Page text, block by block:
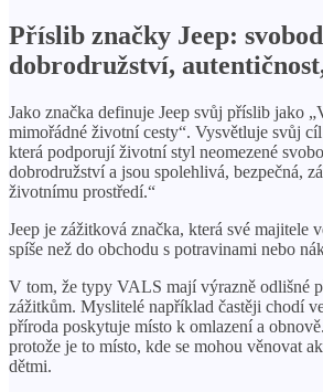
Příslib značky Jeep:
dobrodružství,
Jako značka definuje Jeep svůj příslib jako
mimořádné životní cesty“. Vysvětluje svůj
která podporují životní styl neomezené
dobrodružství a jsou spolehlivá, bezpečná,
životnímu prostředí.“
Jeep je zážitková značka, která své majitele
spíše než do obchodu s potravinami nebo
V tom, že typy VALS mají výrazně odlišné
zážitkům. Myslitelé například častěji chodí
příroda poskytuje místo k omlazení a
protože je to místo, kde se mohou věnovat
dětmi.